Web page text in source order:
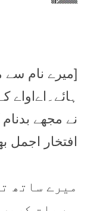
[ميرے نام سے
ہائے۔اےاواے
نے مجھے
افتخار اجمل
میرے ساتھ